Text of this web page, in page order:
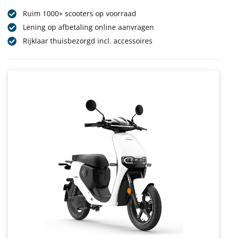
Ruim 1000+ scooters op voorraad
Lening op afbetaling online aanvragen
Rijklaar thuisbezorgd incl. accessoires